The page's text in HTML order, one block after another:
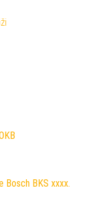
Bosch BKS xxxx.